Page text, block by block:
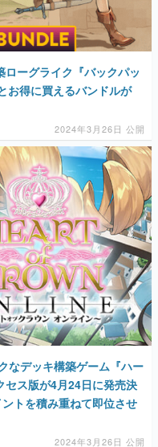
ーグライク『バックパッ
お得に買えるバンドルが
2024年3月26日 公開
なデッキ構築ゲーム『ハー
セス版が4月24日に発売決
トを積み重ねて即位させ
2024年3月26日 公開